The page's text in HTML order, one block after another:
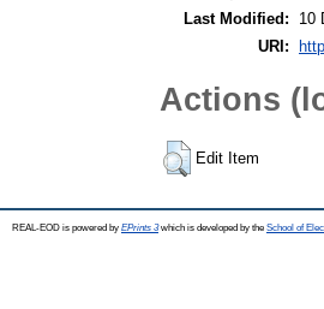
Last Modified:
10
URI:
Actions
Edit Item
REAL-EOD is powered by EPrints 3which is developed by the School of